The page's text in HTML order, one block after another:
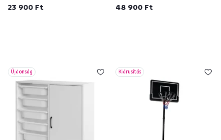
23 900 Ft 48 900 Ft
Újdonság Kiárusítás